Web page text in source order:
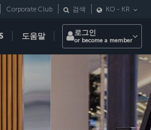
도움말
Corporate Club 검색 KO - KR
로그인
or become a member